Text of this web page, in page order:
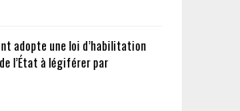
adopte une loi d’habilitation
l’État à légiférer par